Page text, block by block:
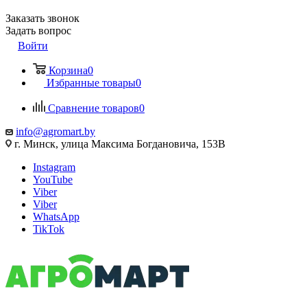
Заказать звонок
Задать вопрос
Войти
Корзина0
Избранные товары0
Сравнение товаров0
info@agromart.by
г. Минск, улица Максима Богдановича, 153В
Instagram
YouTube
Viber
Viber
WhatsApp
TikTok